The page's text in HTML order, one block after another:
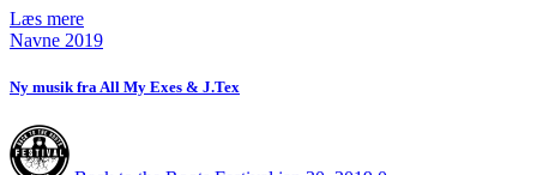
Læs mere
Navne 2019
Ny musik fra All My Exes & J.Tex